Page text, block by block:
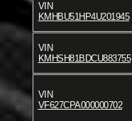
VIN
KMHBU51HP4U201945
VIN
KMHSH81BDCU883755
VIN
VF627CPA000000702